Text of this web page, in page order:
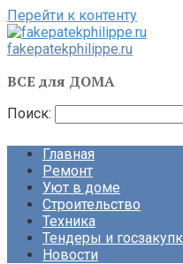
Перейти к контенту
fakepatekphilippe.ru
ВСЕ для ДОМА
Поиск:
Главная
Ремонт
Уют в доме
Строительство
Техника
Тендеры и
Новости